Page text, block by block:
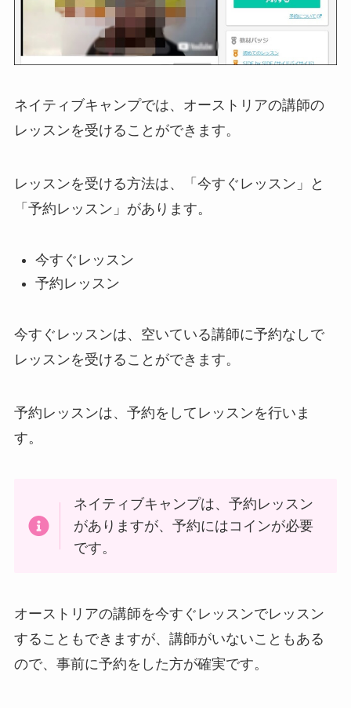
ネイティブキャンプでは、オーストリアの講師の
レッスンを受けることができます。
レッスンを受ける方法は、「今すぐレッスン」と
「予約レッスン」があります。
今すぐレッスン
予約レッスン
今すぐレッスンは、空いている講師に予約なしで
レッスンを受けることができます。
予約レッスンは、予約をしてレッスンを行いま
す。
ネイティブキャンプは、予約レッスン
がありますが、予約にはコインが必要
です。
オーストリアの講師を今すぐレッスンでレッスン
することもできますが、講師がいないこともある
ので、事前に予約をした方が確実です。